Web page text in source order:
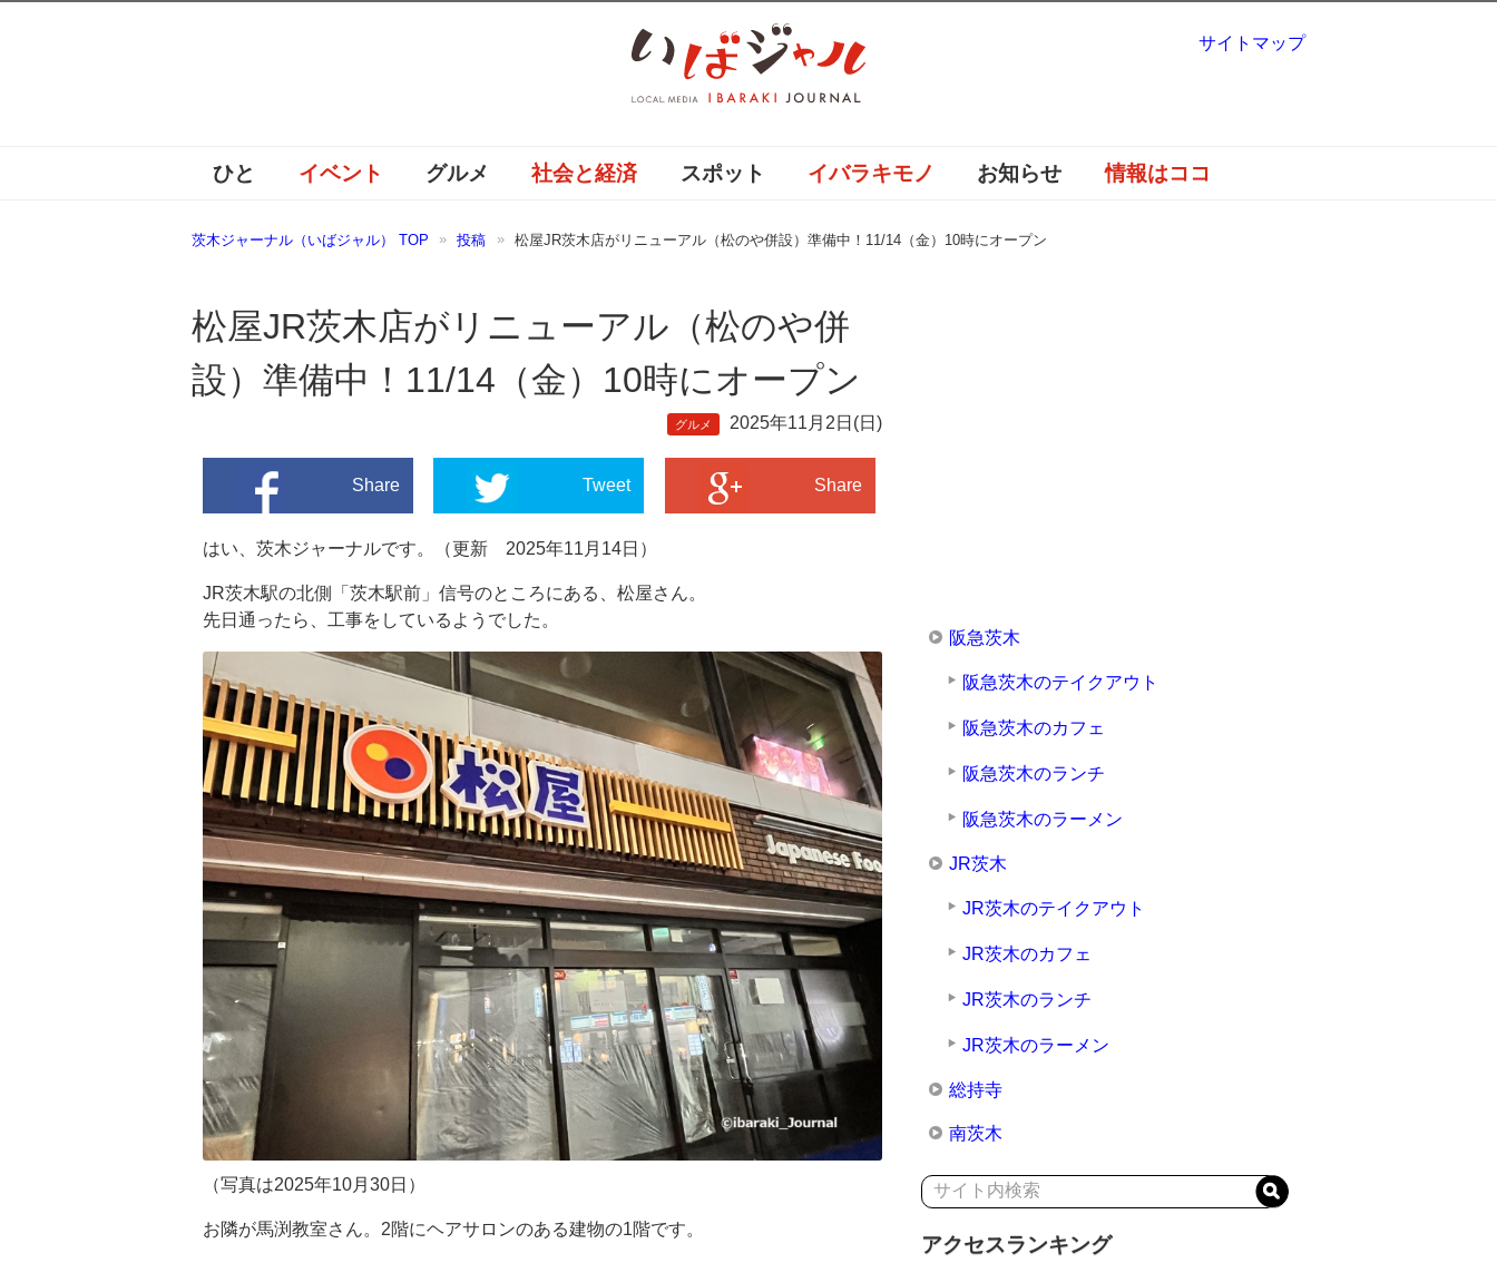
ひと イベント グルメ 社会と経済 スポット イバラキモノ お知らせ 情報はココ
茨木ジャーナル（いばジャル） TOP 投稿 松屋JR茨木店がリニューアル（松のや併設）準備中！11/14（金）10時にオープン
松屋JR茨木店がリニューアル（松のや併
設）準備中！11/14（金）10時にオープン
グルメ 2025年11月2日(日)
Share Tweet Share
はい、茨木ジャーナルです。（更新 2025年11月14日）
JR茨木駅の北側「茨木駅前」信号のところにある、松屋さん。
先日通ったら、工事をしているようでした。
（写真は2025年10月30日）
お隣が馬渕教室さん。2階にヘアサロンのある建物の1階です。
阪急茨木
阪急茨木のテイクアウト
阪急茨木のカフェ
阪急茨木のランチ
阪急茨木のラーメン
JR茨木
JR茨木のテイクアウト
JR茨木のカフェ
JR茨木のランチ
JR茨木のラーメン
総持寺
南茨木
アクセスランキング
サイトマップ